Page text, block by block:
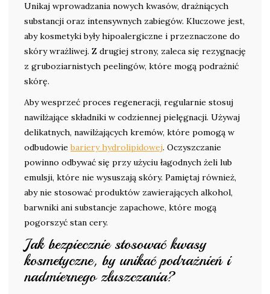
Unikaj wprowadzania nowych kwasów, drażniących
substancji oraz intensywnych zabiegów. Kluczowe jest,
aby kosmetyki były hipoalergiczne i przeznaczone do
skóry wrażliwej. Z drugiej strony, zaleca się rezygnację
z gruboziarnistych peelingów, które mogą podrażnić
skórę.
Aby wesprzeć proces regeneracji, regularnie stosuj
nawilżające składniki w codziennej pielęgnacji. Używaj
delikatnych, nawilżających kremów, które pomogą w
odbudowiebariery hydrolipidowej. Oczyszczanie
powinno odbywać się przy użyciu łagodnych żeli lub
emulsji, które nie wysuszają skóry. Pamiętaj również,
aby nie stosować produktów zawierających alkohol,
barwniki ani substancje zapachowe, które mogą
pogorszyć stan cery.
Jak bezpiecznie stosować kwasy
kosmetyczne, by unikać podrażnień i
nadmiernego złuszczania?